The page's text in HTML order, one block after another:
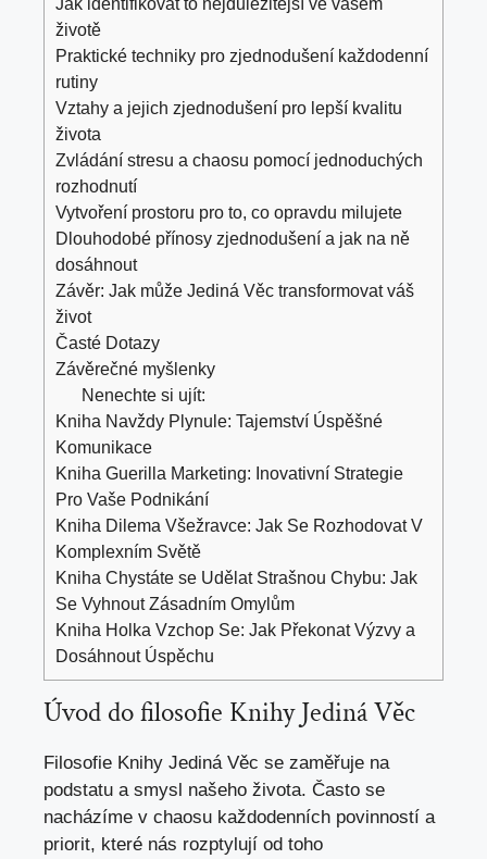
životě
Praktické techniky pro zjednodušení každodenní
rutiny
Vztahy a jejich zjednodušení pro lepší kvalitu
života
Zvládání stresu a chaosu pomocí jednoduchých
rozhodnutí
Vytvoření prostoru pro to, co opravdu milujete
Dlouhodobé přínosy zjednodušení a jak na ně
dosáhnout
Závěr: Jak může Jediná Věc transformovat váš
život
Časté Dotazy
Závěrečné myšlenky
Nenechte si ujít:
Kniha Navždy Plynule: Tajemství Úspěšné
Komunikace
Kniha Guerilla Marketing: Inovativní Strategie
Pro Vaše Podnikání
Kniha Dilema Všežravce: Jak Se Rozhodovat V
Komplexním Světě
Kniha Chystáte se Udělat Strašnou Chybu: Jak
Se Vyhnout Zásadním Omylům
Kniha Holka Vzchop Se: Jak Překonat Výzvy a
Dosáhnout Úspěchu
Úvod do filosofie Knihy Jediná Věc
Filosofie Knihy Jediná Věc se zaměřuje na
podstatu a smysl našeho života. Často se
nacházíme v chaosu každodenních povinností a
priorit, které nás rozptylují od toho